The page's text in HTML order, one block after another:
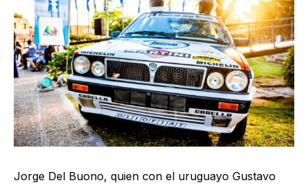
Jorge Del Buono, quien con el uruguayo Gustavo